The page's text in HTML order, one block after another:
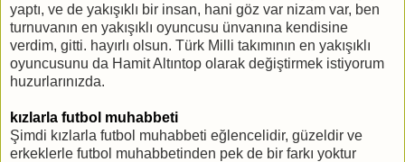
yaptı, ve de yakışıklı bir insan, hani göz var nizam var, ben
turnuvanın en yakışıklı oyuncusu ünvanına kendisine
verdim, gitti. hayırlı olsun. Türk Milli takımının en yakışıklı
oyuncusunu da Hamit Altıntop olarak değiştirmek istiyorum
huzurlarınızda.
kızlarla futbol muhabbeti
Şimdi kızlarla futbol muhabbeti eğlencelidir, güzeldir ve
erkeklerle futbol muhabbetinden pek de bir farkı yoktur